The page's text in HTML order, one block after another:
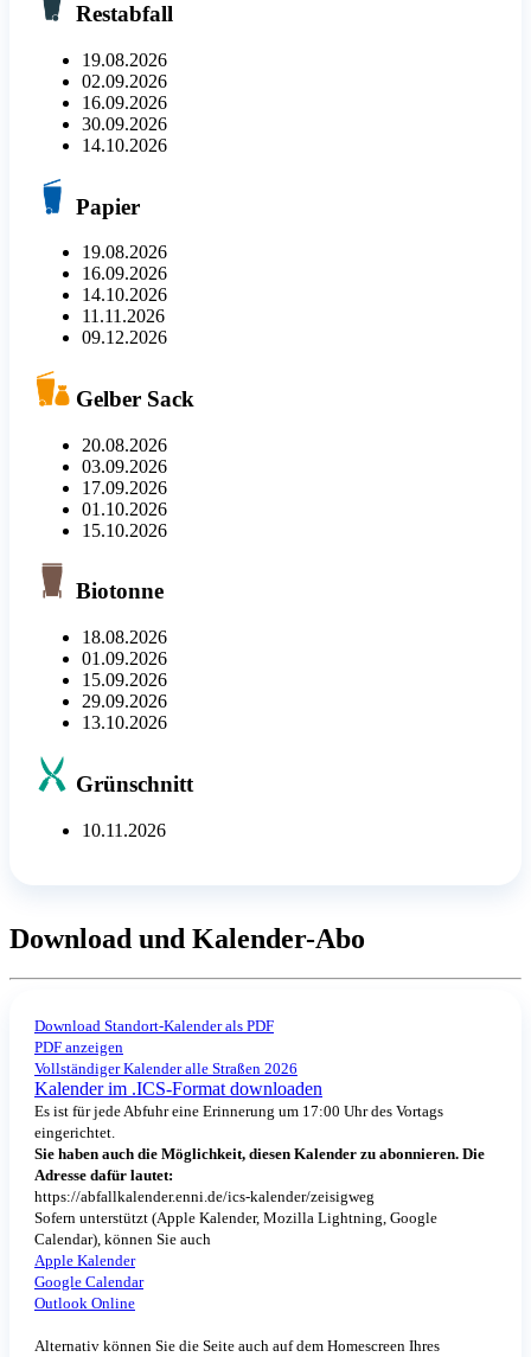
Restabfall
19.08.2026
02.09.2026
16.09.2026
30.09.2026
14.10.2026
Papier
19.08.2026
16.09.2026
14.10.2026
11.11.2026
09.12.2026
Gelber Sack
20.08.2026
03.09.2026
17.09.2026
01.10.2026
15.10.2026
Biotonne
18.08.2026
01.09.2026
15.09.2026
29.09.2026
13.10.2026
Grünschnitt
10.11.2026
Download und Kalender-Abo
Download Standort-Kalender als PDF
PDF anzeigen
Vollständiger Kalender alle Straßen 2026
Kalender im .ICS-Format downloaden
Es ist für jede Abfuhr eine Erinnerung um 17:00 Uhr des Vortags
eingerichtet.
Sie haben auch die Möglichkeit, diesen Kalender zu abonnieren. Die
Adresse dafür lautet:
https://abfallkalender.enni.de/ics-kalender/zeisigweg
Sofern unterstützt (Apple Kalender, Mozilla Lightning, Google
Calendar), können Sie auch
Apple Kalender
Google Calendar
Outlook Online
Alternativ können Sie die Seite auch auf dem Homescreen Ihres